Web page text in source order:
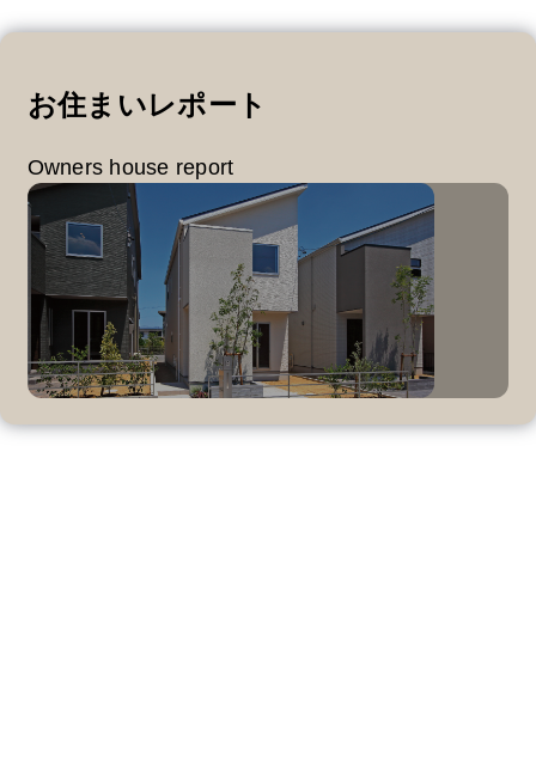
お住まいレポート
Owners house report